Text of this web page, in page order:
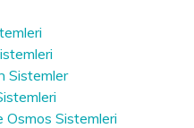
Sistemler
Osmos Sistemleri